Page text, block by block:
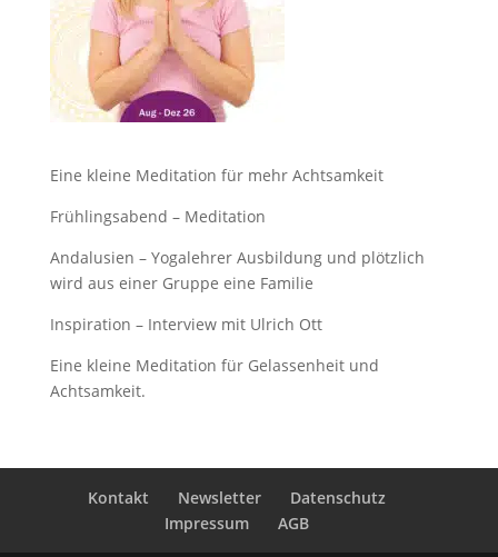
Eine kleine Meditation für mehr Achtsamkeit
Frühlingsabend – Meditation
Andalusien – Yogalehrer Ausbildung und plötzlich
wird aus einer Gruppe eine Familie
Inspiration – Interview mit Ulrich Ott
Eine kleine Meditation für Gelassenheit und
Achtsamkeit.
Kontakt Newsletter
Datenschutz
Impressum
AGB